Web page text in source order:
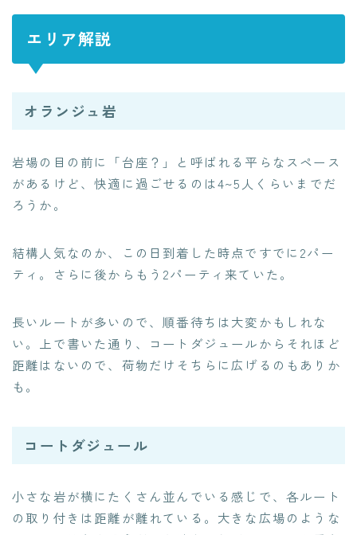
エリア解説
オランジュ岩
岩場の目の前に「台座？」と呼ばれる平らなスペース
があるけど、快適に過ごせるのは4~5人くらいまでだ
ろうか。
結構人気なのか、この日到着した時点ですでに2パー
ティ。さらに後からもう2パーティ来ていた。
長いルートが多いので、順番待ちは大変かもしれな
い。上で書いた通り、コートダジュールからそれほど
距離はないので、荷物だけそちらに広げるのもありか
も。
コートダジュール
小さな岩が横にたくさん並んでいる感じで、各ルート
の取り付きは距離が離れている。大きな広場のような